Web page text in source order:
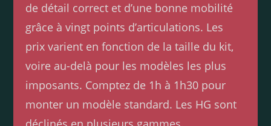
de détail correct et d’une bonne mobilité
grâce à vingt points d’articulations. Les
prix varient en fonction de la taille du kit,
voire au-delà pour les modèles les plus
imposants. Comptez de 1h à 1h30 pour
monter un modèle standard. Les HG sont